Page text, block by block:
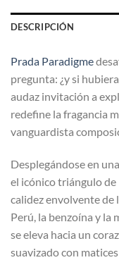
DESCRIPCIÓN
Prada Paradigme
pregunta: ¿y si
audaz invitación a
redefine la fragancia
vanguardista
Desplegándose en
el icónico triángulo de
calidez envolvente de
Perú, la benzoína y la
se eleva hacia un
suavizado con